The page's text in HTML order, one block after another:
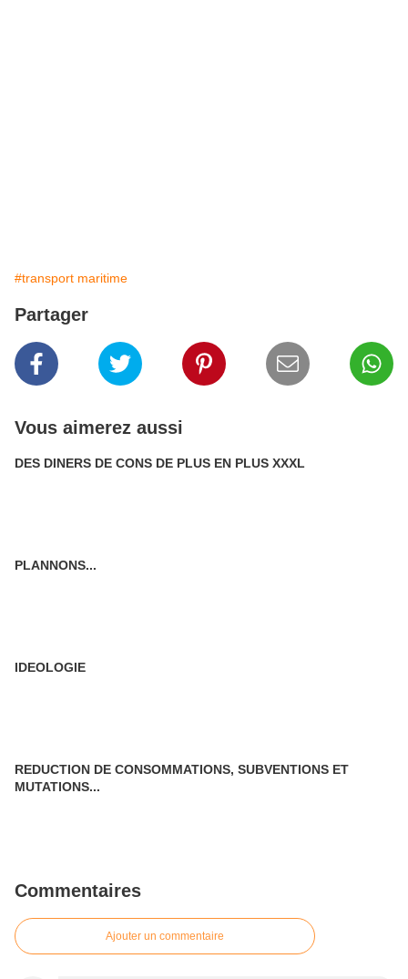
#transport maritime
Partager
Vous aimerez aussi
DES DINERS DE CONS DE PLUS EN PLUS XXXL
PLANNONS...
IDEOLOGIE
REDUCTION DE CONSOMMATIONS, SUBVENTIONS ET
MUTATIONS...
Commentaires
Ajouter un commentaire